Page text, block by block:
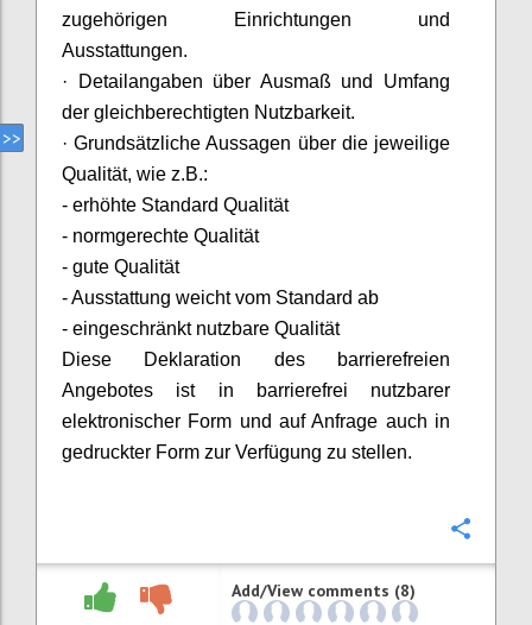
zugehörigen Einrichtungen und
Ausstattungen.
· Detailangaben über Ausmaß und Umfang
der gleichberechtigten Nutzbarkeit.
· Grundsätzliche Aussagen über die jeweilige
Qualität, wie z.B.:
- erhöhte Standard Qualität
- normgerechte Qualität
- gute Qualität
- Ausstattung weicht vom Standard ab
- eingeschränkt nutzbare Qualität
Diese Deklaration des barrierefreien
Angebotes ist in barrierefrei nutzbarer
elektronischer Form und auf Anfrage auch in
gedruckter Form zur Verfügung zu stellen.
Add/View comments (8)